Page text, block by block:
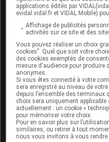
VIDAL
VIDAL
VIDAL
VIDAL e-
Espace
Qui
VIDAL
Carrières
Charte
Service
applications édités par
evidal.vidal.fr et VIDAL Mobile)
Affichage de publicités
activités sur ce site et des
Vous pouvez réaliser un choix
cookies". Quel que soit votre
des cookies exemptés de
mesure d'audience pour
anonymes.
Si vous êtes connecté à votre
sera enregistré au niveau de
depuis l’ensemble des
choix sera uniquement
actuellement : un cookie «
pour mémoriser votre choix.
Pour en savoir plus sur
similaires, ou retirer à tout
nous vous invitons à vous